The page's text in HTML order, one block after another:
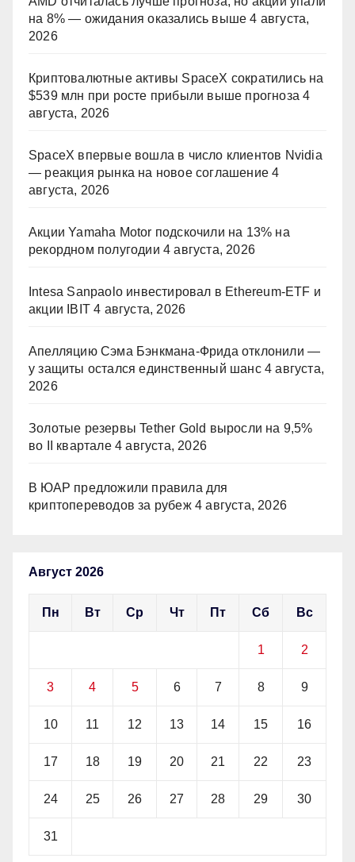
на 8% — ожидания оказались выше 4 августа,
2026
Криптовалютные активы SpaceX сократились на
$539 млн при росте прибыли выше прогноза 4
августа, 2026
SpaceX впервые вошла в число клиентов Nvidia
— реакция рынка на новое соглашение 4
августа, 2026
Акции Yamaha Motor подскочили на 13% на
рекордном полугодии 4 августа, 2026
Intesa Sanpaolo инвестировал в Ethereum-ETF и
акции IBIT 4 августа, 2026
Апелляцию Сэма Бэнкмана-Фрида отклонили —
у защиты остался единственный шанс 4 августа,
2026
Золотые резервы Tether Gold выросли на 9,5%
во II квартале 4 августа, 2026
В ЮАР предложили правила для
криптопереводов за рубеж 4 августа, 2026
Август 2026
Пн Вт Ср Чт Пт Сб Вс
1 2
3 4 5 6 7 8 9
10 11 12 13 14 15 16
17 18 19 20 21 22 23
24 25 26 27 28 29 30
31